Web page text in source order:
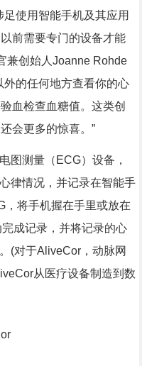
使用智能手机及其应用
前需要专门的设备才能
兼创始人Joanne Rohde
外的任何地方查看你的心
血检查血糖值。这类创
会更多的惊喜。”
图测量（ECG）设备，
律情况，并记录在智能手
将手机握在手里或放在
成记录，并将记录的心
(对于AliveCor，动脉网
从医疗设备制造到数